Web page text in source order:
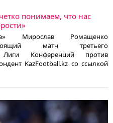
понимаем, что нас
Мирослав Ромащенко
матч третьего
Лиги Конференций против
KazFootball.kz со ссылкой